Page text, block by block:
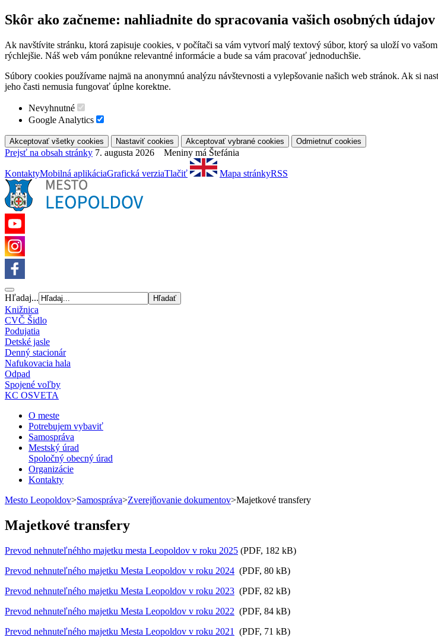
Skôr ako začneme: nahliadnite do spracovania vašich osobných údajov
Ak navštívite stránku, ktorá zapisuje cookies, v počítači sa vám vytvorí malý textový súbor, ktorý sa uloží vo
rýchlejšie. Náš web vám ponúkne relevantné informácie a bude sa vám pracovať jednoduchšie.
Súbory cookies používame najmä na anonymnú analýzu návštevnosti a vylepšovanie našich web stránok. Ak si
jeho časti nemusia fungovať úplne korektne.
Nevyhnutné
Google Analytics
Prejsť na obsah stránky 7. augusta 2026 Meniny má Štefánia
KontaktyMobilná aplikáciaGrafická verziaTlačiť Mapa stránkyRSS
Hľadaj...
Knižnica
CVČ Šidlo
Podujatia
Detské jasle
Denný stacionár
Nafukovacia hala
Odpad
Spojené voľby
KC OSVETA
O meste
Potrebujem vybaviť
Samospráva
Mestský úrad
Spoločný obecný úrad
Organizácie
Kontakty
Mesto Leopoldov>Samospráva>Zverejňovanie dokumentov>Majetkové transfery
Majetkové transfery
Prevod nehnuteľnéhho majetku mesta Leopoldov v roku 2025 (PDF, 182 kB)
Prevod nehnuteľného majetku Mesta Leopoldov v roku 2024 (PDF, 80 kB)
Prevod nehnuteľného majetku Mesta Leopoldov v roku 2023 (PDF, 82 kB)
Prevod nehnuteľného majetku Mesta Leopoldov v roku 2022 (PDF, 84 kB)
Prevod nehnuteľného majetku Mesta Leopoldov v roku 2021
(PDF, 71 kB)